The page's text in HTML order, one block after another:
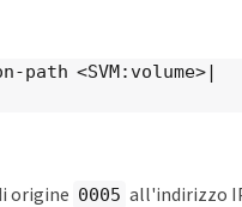
<SVM:volume>|
origine 0005 all'indirizzo